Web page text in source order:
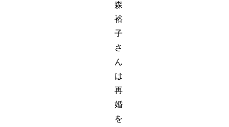
森
裕
子
さ
ん
は
再
婚
を